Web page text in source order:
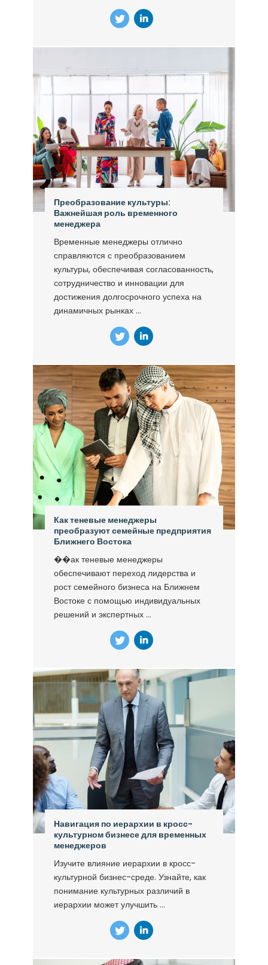
Преобразование культуры:
Важнейшая роль временного
менеджера
Временные менеджеры отлично
справляются с преобразованием
культуры, обеспечивая согласованность,
сотрудничество и инновации для
достижения долгосрочного успеха на
динамичных рынках ...
Как теневые менеджеры
преобразуют семейные предприятия
Ближнего Востока
��ак теневые менеджеры
обеспечивают переход лидерства и
рост семейного бизнеса на Ближнем
Востоке с помощью индивидуальных
решений и экспертных ...
Навигация по иерархии в кросс-
культурном бизнесе для временных
менеджеров
Изучите влияние иерархии в кросс-
культурной бизнес-среде. Узнайте, как
понимание культурных различий в
иерархии может улучшить ...